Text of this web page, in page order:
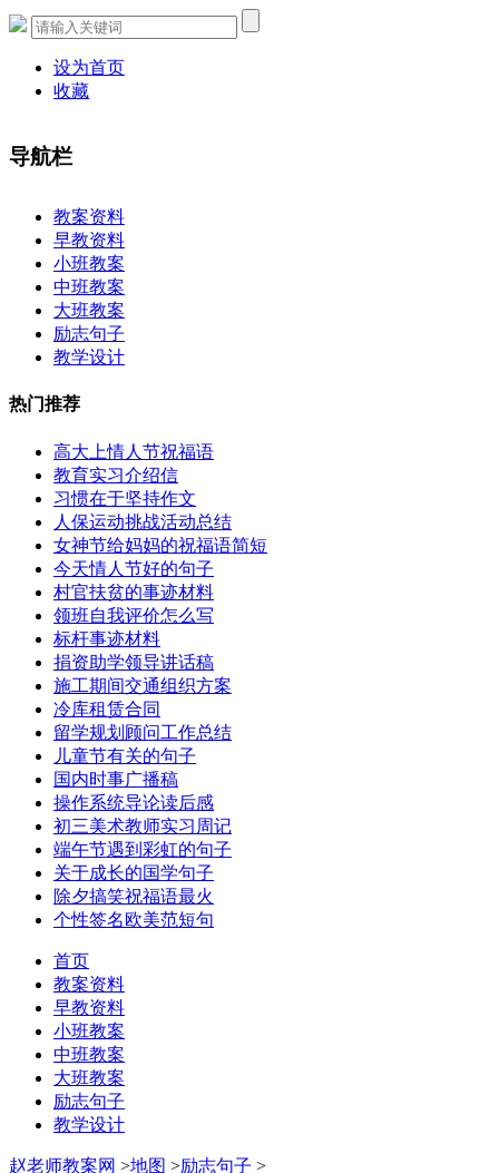
设为首页
收藏
导航栏
教案资料
早教资料
小班教案
中班教案
大班教案
励志句子
教学设计
热门推荐
高大上情人节祝福语
教育实习介绍信
习惯在于坚持作文
人保运动挑战活动总结
女神节给妈妈的祝福语简短
今天情人节好的句子
村官扶贫的事迹材料
领班自我评价怎么写
标杆事迹材料
捐资助学领导讲话稿
施工期间交通组织方案
冷库租赁合同
留学规划顾问工作总结
儿童节有关的句子
国内时事广播稿
操作系统导论读后感
初三美术教师实习周记
端午节遇到彩虹的句子
关于成长的国学句子
除夕搞笑祝福语最火
个性签名欧美范短句
首页
教案资料
早教资料
小班教案
中班教案
大班教案
励志句子
教学设计
赵老师教案网 >地图 >励志句子 >